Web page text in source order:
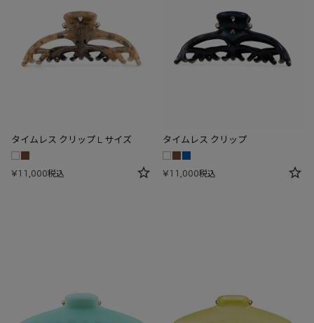
タイムレス クリップ L サイズ
¥ 11,000税込
タイムレス クリップ
¥ 11,000税込